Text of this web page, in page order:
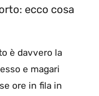
ecco cosa
è davvero la
e magari
ore in fila in